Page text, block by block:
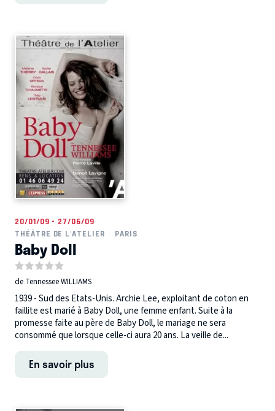
20/01/09 - 27/06/09
THÉÂTRE DE L'ATELIER
PARIS
Baby Doll
de Tennessee WILLIAMS
1939 - Sud des Etats-Unis. Archie Lee, exploitant de coton en
faillite est marié à Baby Doll, une femme enfant. Suite à la
promesse faite au père de Baby Doll, le mariage ne sera
consommé que lorsque celle-ci aura 20 ans. La veille de...
En savoir plus